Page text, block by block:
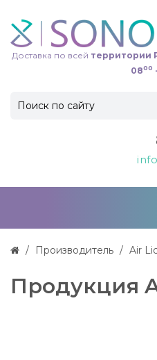
Доставка по всей территории
0800
Производитель Air
Продукция